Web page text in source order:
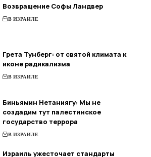
Возвращение Софы Ландвер
В ИЗРАИЛЕ
Грета Тунберг: от святой климата к
иконе радикализма
В ИЗРАИЛЕ
Биньямин Нетаниягу: Мы не
создадим тут палестинское
государство террора
В ИЗРАИЛЕ
Израиль ужесточает стандарты